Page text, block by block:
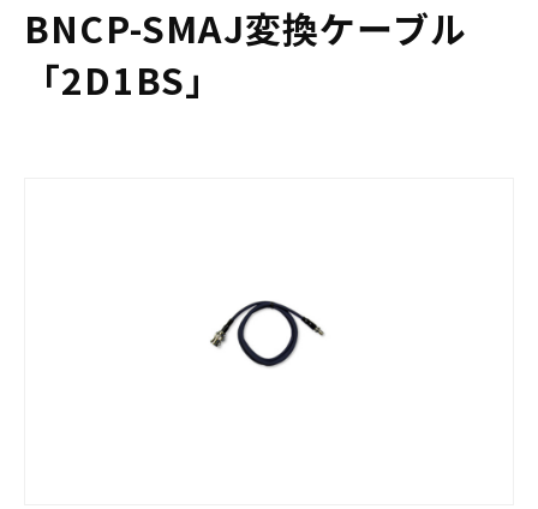
BNCP-SMAJ変換ケーブル
「2D1BS」